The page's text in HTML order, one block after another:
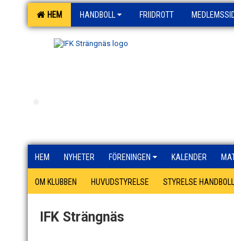
HEM HANDBOLL FRIIDROTT
.
HEM NYHETER FÖRENINGEN KALENDER
OM KLUBBEN HUVUDSTYRELSE STYRELSE HANDBOLL
IFK Strängnäs